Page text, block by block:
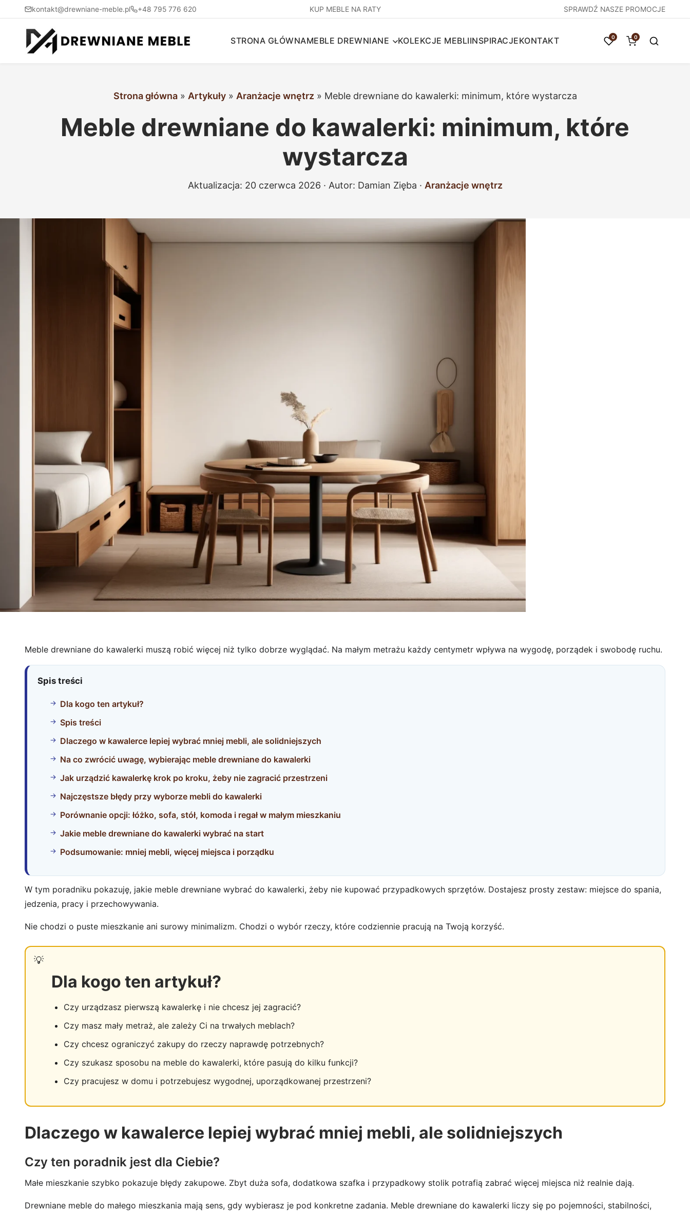
kontakt@drewniane-meble.pl +48 795 776 620 KUP MEBLE NA RATY SPRAWDŹ NASZE PROMOCJE
STRONA GŁÓWNAMEBLE DREWNIANE KOLEKCJE MEBLIINSPIRACJEKONTAKT 0 0
Strona główna» Artykuły» Aranżacje wnętrz » Meble drewniane do kawalerki: minimum, które wystarcza
Meble drewniane do kawalerki: minimum, które
wystarcza
Aktualizacja: 20 czerwca 2026 · Autor: Damian Zięba · Aranżacje wnętrz
Meble drewniane do kawalerki muszą robić więcej niż tylko dobrze wyglądać. Na małym metrażu każdy centymetr wpływa na wygodę, porządek i swobodę ruchu.
Spis treści
Dla kogo ten artykuł?
Spis treści
Dlaczego w kawalerce lepiej wybrać mniej mebli, ale solidniejszych
Na co zwrócić uwagę, wybierając meble drewniane do kawalerki
Jak urządzić kawalerkę krok po kroku, żeby nie zagracić przestrzeni
Najczęstsze błędy przy wyborze mebli do kawalerki
Porównanie opcji: łóżko, sofa, stół, komoda i regał w małym mieszkaniu
Jakie meble drewniane do kawalerki wybrać na start
Podsumowanie: mniej mebli, więcej miejsca i porządku
W tym poradniku pokazuję, jakie meble drewniane wybrać do kawalerki, żeby nie kupować przypadkowych sprzętów. Dostajesz prosty zestaw: miejsce do spania,
jedzenia, pracy i przechowywania.
Nie chodzi o puste mieszkanie ani surowy minimalizm. Chodzi o wybór rzeczy, które codziennie pracują na Twoją korzyść.
Dla kogo ten artykuł?
Czy urządzasz pierwszą kawalerkę i nie chcesz jej zagracić?
Czy masz mały metraż, ale zależy Ci na trwałych meblach?
Czy chcesz ograniczyć zakupy do rzeczy naprawdę potrzebnych?
Czy szukasz sposobu na meble do kawalerki, które pasują do kilku funkcji?
Czy pracujesz w domu i potrzebujesz wygodnej, uporządkowanej przestrzeni?
Dlaczego w kawalerce lepiej wybrać mniej mebli, ale solidniejszych
Czy ten poradnik jest dla Ciebie?
Małe mieszkanie szybko pokazuje błędy zakupowe. Zbyt duża sofa, dodatkowa szafka i przypadkowy stolik potrafią zabrać więcej miejsca niż realnie dają.
Drewniane meble do małego mieszkania mają sens, gdy wybierasz je pod konkretne zadania. Meble drewniane do kawalerki liczy się po pojemności, stabilności,